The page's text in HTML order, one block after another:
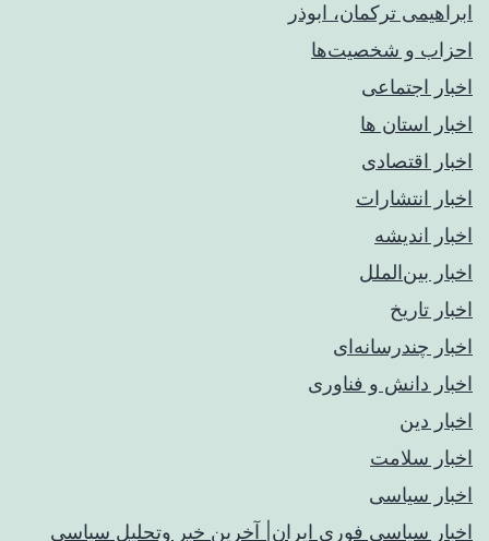
ابراهیمی ترکمان، ابوذر
احزاب و شخصیت‌ها
اخبار اجتماعی
اخبار استان ها
اخبار اقتصادی
اخبار انتشارات
اخبار اندیشه
اخبار بین‌الملل
اخبار تاریخ
اخبار چندرسانه‌ای
اخبار دانش و فناوری
اخبار دین
اخبار سلامت
اخبار سیاسی
اخبار سیاسی فوری ایران| آخرین خبر وتحلیل سیاسی